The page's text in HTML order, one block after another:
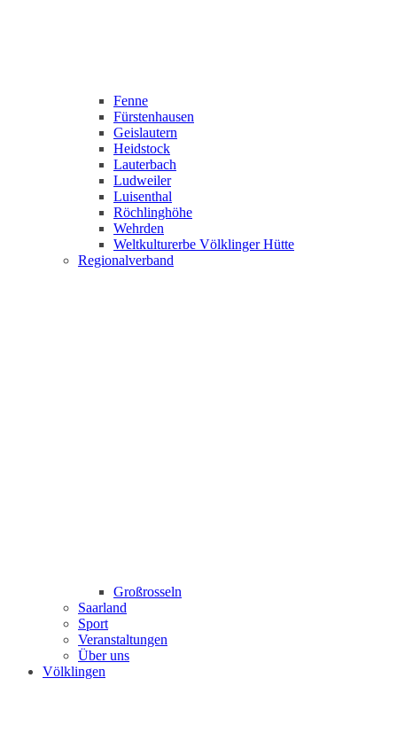
Fenne
Fürstenhausen
Geislautern
Heidstock
Lauterbach
Ludweiler
Luisenthal
Röchlinghöhe
Wehrden
Weltkulturerbe Völklinger Hütte
Regionalverband
Großrosseln
Saarland
Sport
Veranstaltungen
Über uns
Völklingen